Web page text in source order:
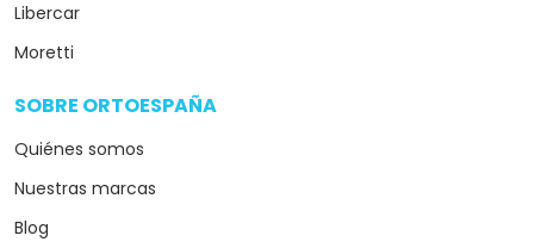
Libercar
Moretti
SOBRE ORTOESPAÑA
Quiénes somos
Nuestras marcas
Blog